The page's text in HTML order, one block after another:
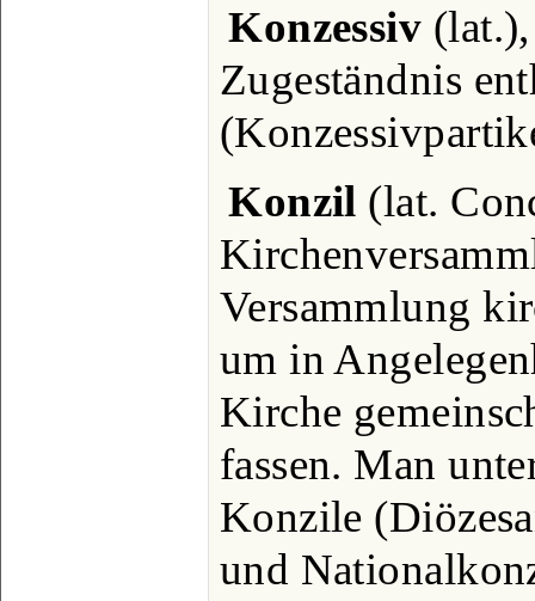
Konzessiv
Zugeständnis
Konzil (lat.
Versammlung
um in
Kirche
fassen. Man
Konzile
und